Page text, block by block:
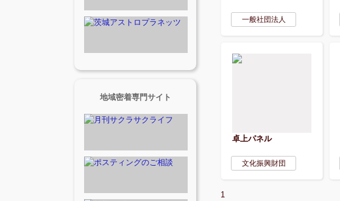
一般社団法人
卓上パネル
文化振興財団
1
地域密着専門サイト